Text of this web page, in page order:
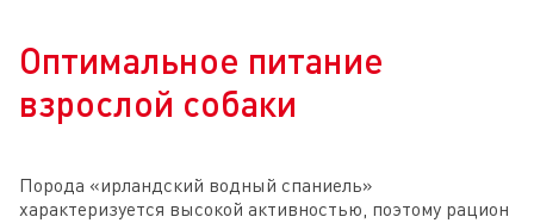
Оптимальное питание
взрослой собаки
Порода «ирландский водный спаниель»
характеризуется высокой активностью, поэтому рацион